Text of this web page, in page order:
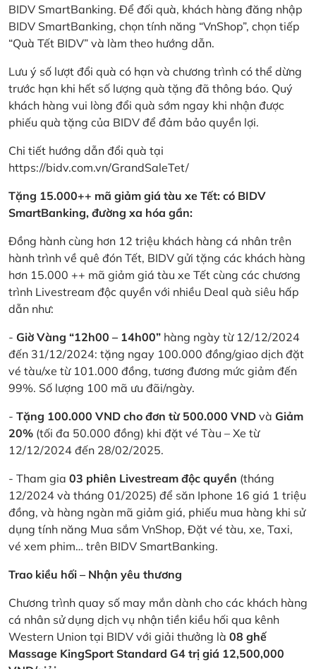
BIDV SmartBanking. Để đối quà, khách hàng đăng nhập
BIDV SmartBanking, chọn tính năng “VnShop”, chọn tiếp
“Quà Tết BIDV” và làm theo hướng dẫn.
Lưu ý số lượt đổi quà có hạn và chương trình có thể dừng
trước hạn khi hết số lượng quà tặng đã thông báo. Quý
khách hàng vui lòng đổi quà sớm ngay khi nhận được
phiếu quà tặng của BIDV để đảm bảo quyền lợi.
Chi tiết hướng dẫn đổi quà tại
https://bidv.com.vn/GrandSaleTet/
Tặng 15.000++ mã giảm giá tàu xe Tết: có BIDV
SmartBanking, đường xa hóa gần:
Đồng hành cùng hơn 12 triệu khách hàng cá nhân trên
hành trình về quê đón Tết, BIDV gửi tặng các khách hàng
hơn 15.000 ++ mã giảm giá tàu xe Tết cùng các chương
trình Livestream độc quyền với nhiều Deal quà siêu hấp
dẫn như:
- Giờ Vàng “12h00 – 14h00” hàng ngày từ 12/12/2024
đến 31/12/2024: tặng ngay 100.000 đồng/giao dịch đặt
vé tàu/xe từ 101.000 đồng, tương đương mức giảm đến
99%. Số lượng 100 mã ưu đãi/ngày.
- Tặng 100.000 VND cho đơn từ 500.000 VND và Giảm
20% (tối đa 50.000 đồng) khi đặt vé Tàu – Xe từ
12/12/2024 đến 28/02/2025.
- Tham gia 03 phiên Livestream độc quyền (tháng
12/2024 và tháng 01/2025) để săn Iphone 16 giá 1 triệu
đồng, và hàng ngàn mã giảm giá, phiếu mua hàng khi sử
dụng tính năng Mua sắm VnShop, Đặt vé tàu, xe, Taxi,
vé xem phim… trên BIDV SmartBanking.
Trao kiều hối – Nhận yêu thương
Chương trình quay số may mắn dành cho các khách hàng
cá nhân sử dụng dịch vụ nhận tiền kiều hối qua kênh
Western Union tại BIDV với giải thưởng là 08 ghế
Massage KingSport Standard G4 trị giá 12,500,000